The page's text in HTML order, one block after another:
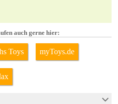
auch gerne hier:
Toys myToys.de